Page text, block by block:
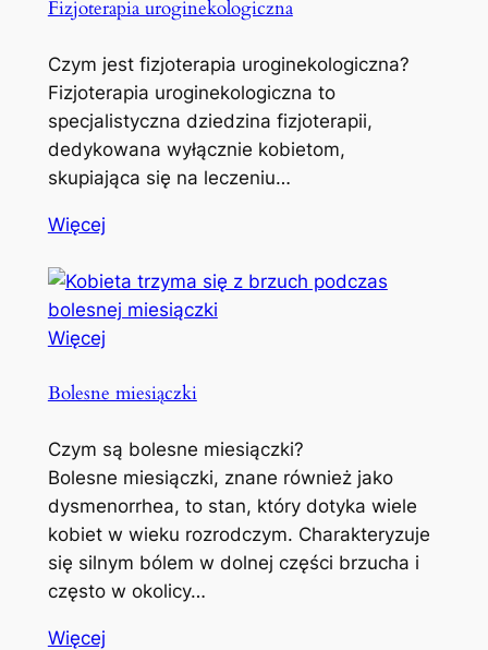
Fizjoterapia uroginekologiczna
Czym jest fizjoterapia uroginekologiczna?
Fizjoterapia uroginekologiczna to
specjalistyczna dziedzina fizjoterapii,
dedykowana wyłącznie kobietom,
skupiająca się na leczeniu…
Więcej
Więcej
Bolesne miesiączki
Czym są bolesne miesiączki?
Bolesne miesiączki, znane również jako
dysmenorrhea, to stan, który dotyka wiele
kobiet w wieku rozrodczym. Charakteryzuje
się silnym bólem w dolnej części brzucha i
często w okolicy…
Więcej